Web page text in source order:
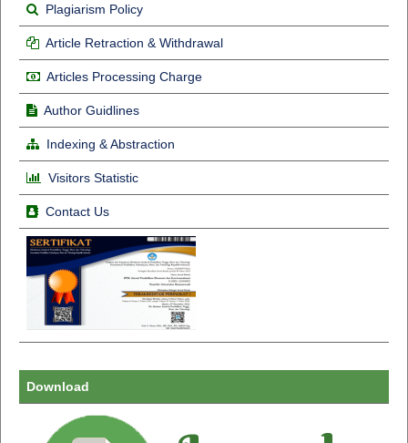
Plagiarism Policy
Article Retraction & Withdrawal
Articles Processing Charge
Author Guidlines
Indexing & Abstraction
Visitors Statistic
Contact Us
Download